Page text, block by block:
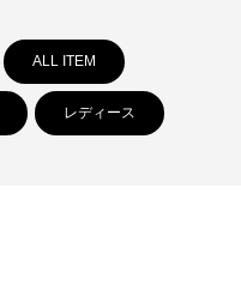
ALL ITEM
レディース